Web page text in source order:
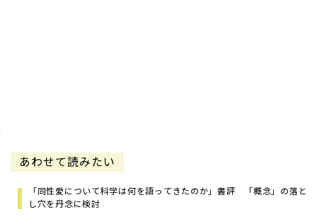
あわせて読みたい
「同性愛について科学は何を語ってきたのか」書評 「概念」の落と
し穴を丹念に検討